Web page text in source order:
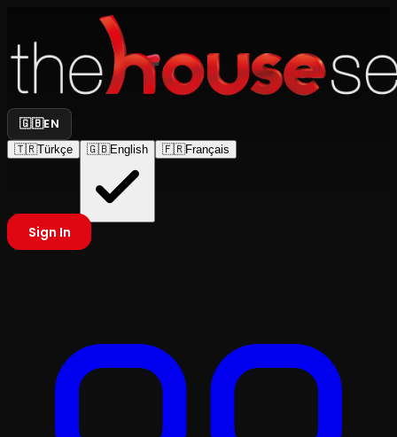
🇬🇧EN
🇹🇷Türkçe 🇬🇧English 🇫🇷Français
Sign In